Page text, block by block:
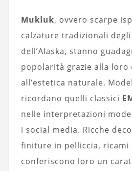
Mukluk, ovvero scarpe
calzature tradizionali
dell’Alaska, stanno
popolarità grazie alla loro
all’estetica naturale.
ricordano quelli classici
nelle interpretazioni
i social media. Ricche
finiture in pelliccia, ricami
conferiscono loro un